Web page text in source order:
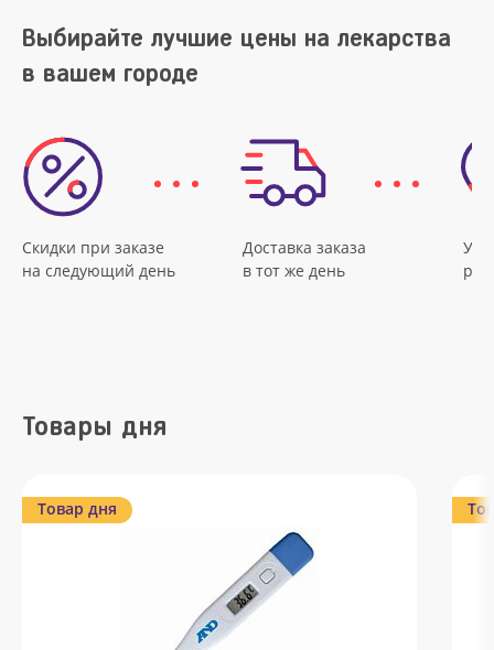
Выбирайте лучшие цены на лекарства
в вашем городе
Скидки при заказе
на следующий день
Доставка заказа
в тот же день
Товары дня
Товар дня